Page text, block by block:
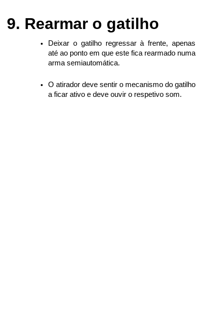
Rearmar o gatilho
Deixar o gatilho regressar à frente, apenas
até ao ponto em que este fica rearmado numa
arma semiautomática.
O atirador deve sentir o mecanismo do gatilho
a ficar ativo e deve ouvir o respetivo som.